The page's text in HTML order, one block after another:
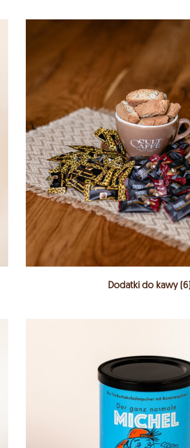
Dodatki do kawy